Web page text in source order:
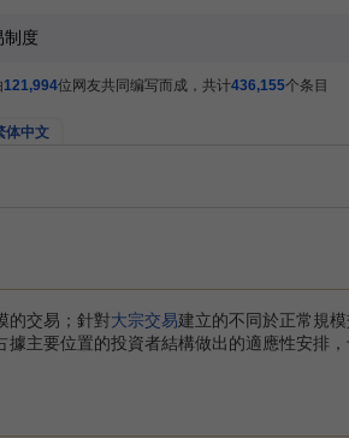
121,994位网友共同编写而成，共计436,155个条目
体中文
的交易；針對大宗交易建立的不同於正常規
據主要位置的投資者結構做出的適應性安排